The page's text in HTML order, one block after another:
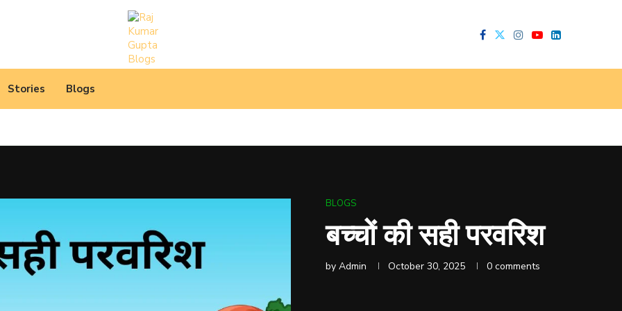
Stories Blogs
उपयुक्त, दिल को छू...
BLOGS
बच्चों की सही परवरिश
by Admin October 30, 2025 0 comments